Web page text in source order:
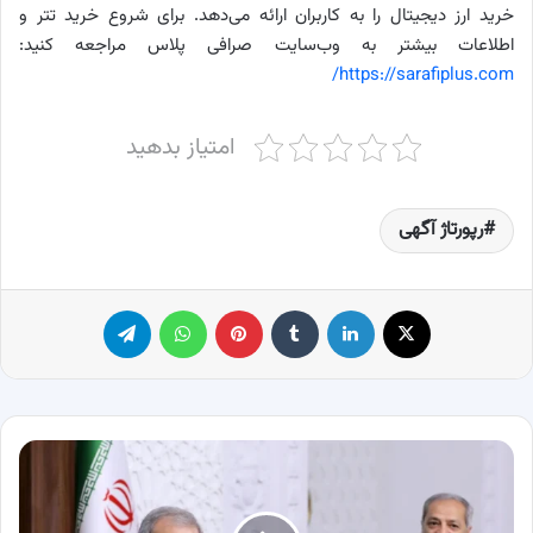
خرید ارز دیجیتال را به کاربران ارائه می‌دهد. برای شروع خرید تتر و
اطلاعات بیشتر به وب‌سایت صرافی پلاس مراجعه کنید:
https://sarafiplus.com/
امتیاز بدهید
رپورتاژ آگهی
لینکدین ‫تامبلر پینترست
سخنان